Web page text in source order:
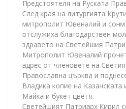
Предстоятеля на Руската
След края на литургията
митрополит Ювеналий и
отслужиха благодарствен
здравето на Светейшия
Митрополит Ювеналий
адрес от членовете на
Православна църква и
Владика копие на
Майка и букет цветя.
Светейшият Патриарх Кирил